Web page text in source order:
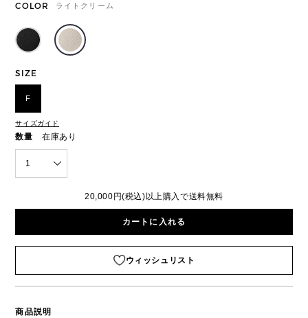
COLOR ライトクリーム
SIZE
F
サイズガイド
数量 在庫あり
1
20,000円(税込)以上購入で送料無料
カートに入れる
ウィッシュリスト
商品説明